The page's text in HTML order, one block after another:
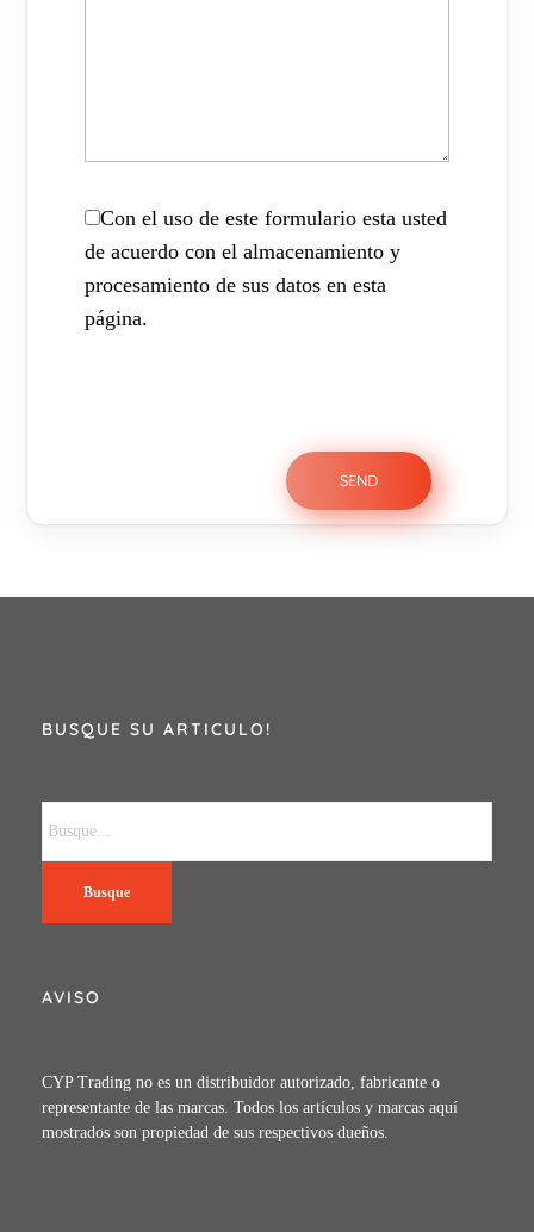
Con el uso de este formulario esta usted
de acuerdo con el almacenamiento y
procesamiento de sus datos en esta
página.
BUSQUE SU ARTICULO!
Busque
AVISO
CYP Trading no es un distribuidor autorizado, fabricante o
representante de las marcas. Todos los artículos y marcas aquí
mostrados son propiedad de sus respectivos dueños.